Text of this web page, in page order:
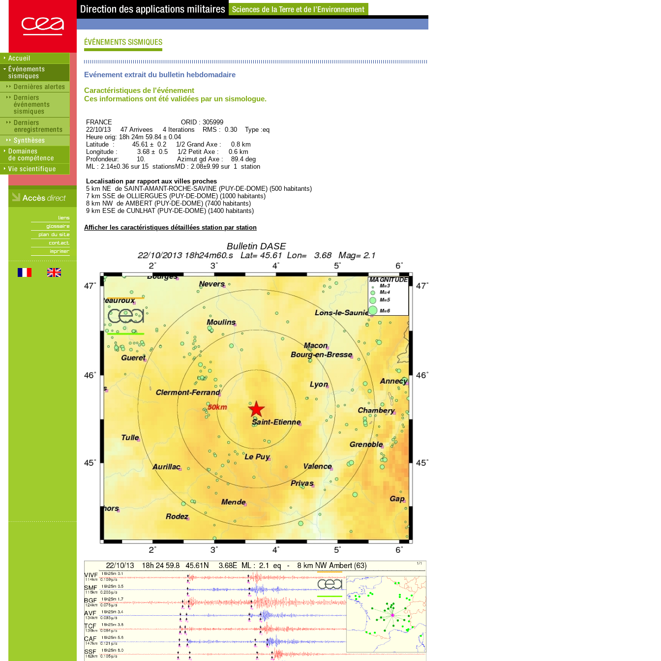
Evénement extrait du bulletin hebdomadaire
Caractéristiques de l'événement
Ces informations ont été validées par un sismologue.
FRANCE ORID : 305999
22/10/13 47 Arrivees 4 Iterations RMS : 0.30 Type :eq
Heure orig: 18h 24m 59.84 ± 0.04
Latitude : 45.61 ± 0.2 1/2 Grand Axe : 0.8 km
Longitude : 3.68 ± 0.5 1/2 Petit Axe : 0.6 km
Profondeur: 10. Azimut gd Axe : 89.4 deg
ML : 2.14±0.36 sur 15 stationsMD : 2.08±9.99 sur 1 station
Localisation par rapport aux villes proches
5 km NE de SAINT-AMANT-ROCHE-SAVINE (PUY-DE-DOME) (500 habitants)
7 km SSE de OLLIERGUES (PUY-DE-DOME) (1000 habitants)
8 km NW de AMBERT (PUY-DE-DOME) (7400 habitants)
9 km ESE de CUNLHAT (PUY-DE-DOME) (1400 habitants)
Afficher les caractéristiques détaillées station par station
Bulletin DASE